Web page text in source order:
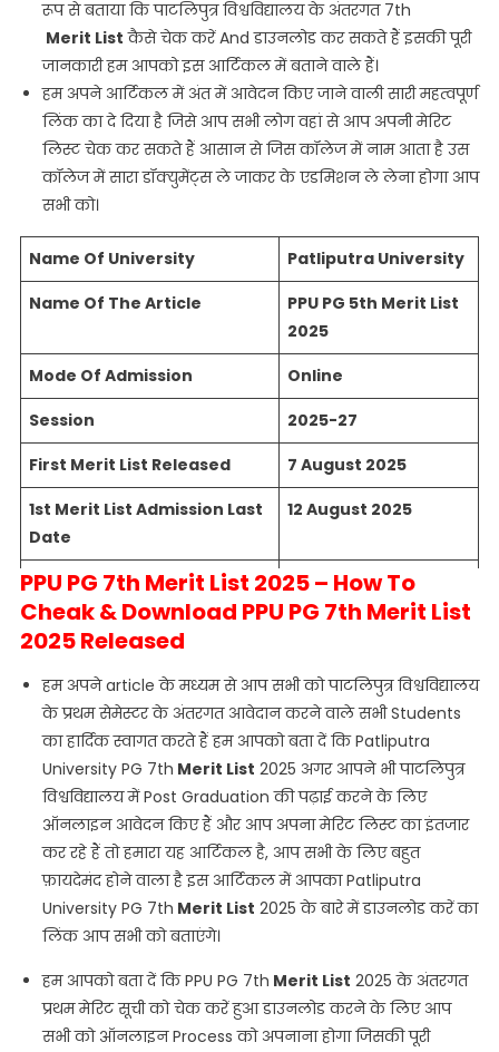
रूप से बताया कि पाटलिपुत्र विश्वविद्यालय के अंतरगत 7th
Merit List कैसे चेक करें And डाउनलोड कर सकते हैं इसकी पूरी
जानकारी हम आपको इस आर्टिकल में बताने वाले हैं।
हम अपने आर्टिकल में अंत में आवेदन किए जाने वाली सारी महत्वपूर्ण
लिंक का दे दिया है जिसे आप सभी लोग वहां से आप अपनी मेरिट
लिस्ट चेक कर सकते हैं आसान से जिस कॉलेज में नाम आता है उस
कॉलेज में सारा डॉक्युमेंट्स ले जाकर के एडमिशन ले लेना होगा आप
सभी को।
Name Of University
Patliputra University
Name Of The Article
PPU PG 5th Merit List
2025
Mode Of Admission
Online
Session
2025-27
First Merit List Released
7 August 2025
1st Merit List Admission Last
Date
12 August 2025
7th Merit List Released
23 September 2025
7th Merit List Admission Last
Date
25 september 2025
8th Merit List No Chance
Official Website Click Here..
PPU PG 7th Merit List 2025 – How To
Cheak & Download PPU PG 7th Merit List
2025 Released
हम अपने article के मध्यम से आप सभी को पाटलिपुत्र विश्वविद्यालय
के प्रथम सेमेस्टर के अंतरगत आवेदान करने वाले सभी Students
का हार्दिक स्वागत करते हैं हम आपको बता दें कि Patliputra
University PG 7th Merit List 2025 अगर आपने भी पाटलिपुत्र
विश्वविद्यालय में Post Graduation की पढ़ाई करने के लिए
ऑनलाइन आवेदन किए हैं और आप अपना मेरिट लिस्ट का इंतजार
कर रहे हैं तो हमारा यह आर्टिकल है, आप सभी के लिए बहुत
फ़ायदेमंद होने वाला है इस आर्टिकल में आपका Patliputra
University PG 7th Merit List 2025 के बारे में डाउनलोड करें का
लिंक आप सभी को बताएंगे।
हम आपको बता दें कि PPU PG 7th Merit List 2025 के अंतरगत
प्रथम मेरिट सूची को चेक करें हुआ डाउनलोड करने के लिए आप
सभी को ऑनलाइन Process को अपनाना होगा जिसकी पूरी